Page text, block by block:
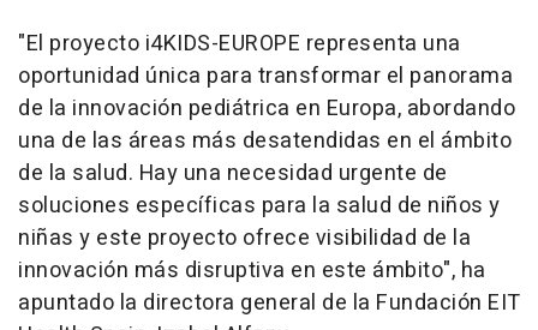
"El proyecto i4KIDS-EUROPE representa una
oportunidad única para transformar el panorama
de la innovación pediátrica en Europa, abordando
una de las áreas más desatendidas en el ámbito
de la salud. Hay una necesidad urgente de
soluciones específicas para la salud de niños y
niñas y este proyecto ofrece visibilidad de la
innovación más disruptiva en este ámbito", ha
apuntado la directora general de la Fundación EIT